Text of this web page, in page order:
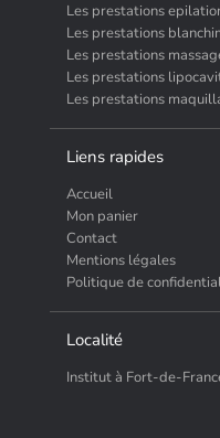
Les prestations
Les prestations
Les prestations
Les prestations
Les prestations
Liens rapides
Accueil
Mon panier
Contact
Mentions légales
Politique de
Localité
Institut à Fort-de-